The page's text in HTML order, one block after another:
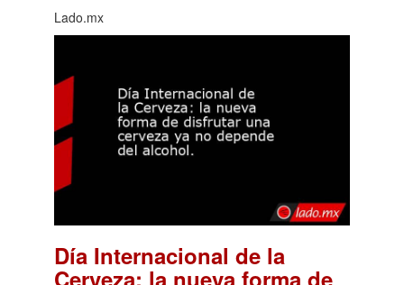
Lado.mx
Día Internacional de la
Cerveza: la nueva forma de